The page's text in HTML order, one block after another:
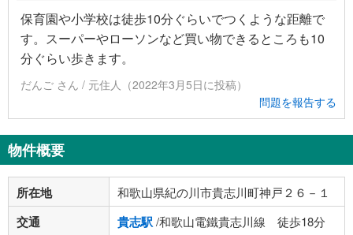
保育園や小学校は徒歩10分ぐらいでつくような距離で
す。スーパーやローソンなど買い物できるところも10
分ぐらい歩きます。
だんご さん / 元住人（2022年3月5日に投稿）
問題を報告する
物件概要
所在地 和歌山県紀の川市貴志川町神戸２６－１
交通 貴志駅/和歌山電鐵貴志川線 徒歩18分